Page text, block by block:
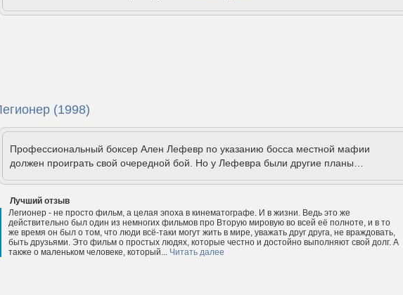
(1998)
Профессиональный боксер Ален Лефевр по указанию босса местной мафии
должен проиграть свой очередной бой. Но у Лефевра были другие планы…
Лучший отзыв
Легионер - не просто фильм, а целая эпоха в кинематографе. И в жизни. Ведь это же
действительно был один из немногих фильмов про Вторую мировую во всей её полноте, и в то
же время он был о том, что люди всё-таки могут жить в мире, уважать друг друга, не враждовать,
быть друзьями. Это фильм о простых людях, которые честно и достойно выполняют свой долг. А
также о маленьком человеке, который... Читать далее